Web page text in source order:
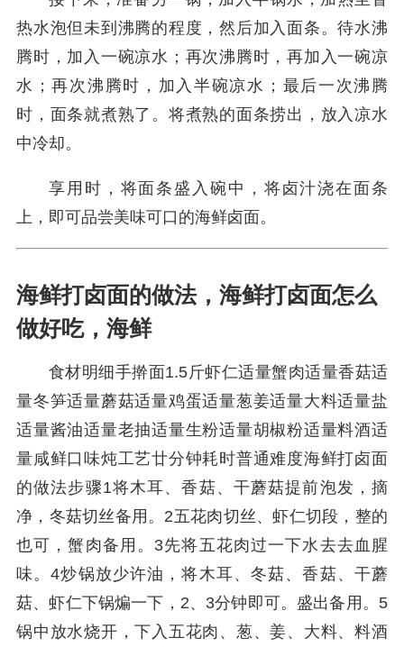
热水泡但未到沸腾的程度，然后加入面条。待水沸
腾时，加入一碗凉水；再次沸腾时，再加入一碗凉
水；再次沸腾时，加入半碗凉水；最后一次沸腾
时，面条就煮熟了。将煮熟的面条捞出，放入凉水
中冷却。
享用时，将面条盛入碗中，将卤汁浇在面条
上，即可品尝美味可口的海鲜卤面。
海鲜打卤面的做法，海鲜打卤面怎么
做好吃，海鲜
食材明细手擀面1.5斤虾仁适量蟹肉适量香菇适
量冬笋适量蘑菇适量鸡蛋适量葱姜适量大料适量盐
适量酱油适量老抽适量生粉适量胡椒粉适量料酒适
量咸鲜口味炖工艺廿分钟耗时普通难度海鲜打卤面
的做法步骤1将木耳、香菇、干蘑菇提前泡发，摘
净，冬菇切丝备用。2五花肉切丝、虾仁切段，整的
也可，蟹肉备用。3先将五花肉过一下水去去血腥
味。4炒锅放少许油，将木耳、冬菇、香菇、干蘑
菇、虾仁下锅煸一下，2、3分钟即可。盛出备用。5
锅中放水烧开，下入五花肉、葱、姜、大料、料酒